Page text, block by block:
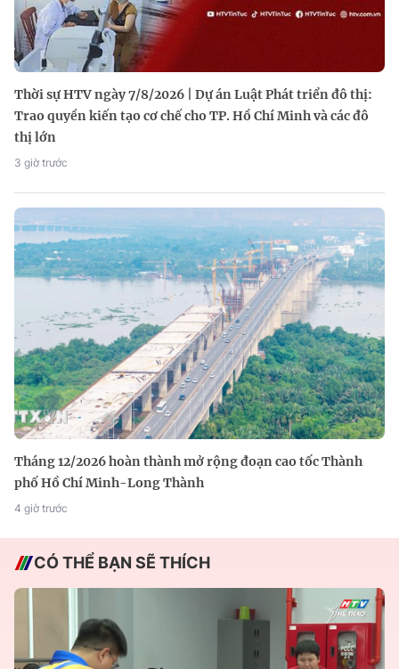
Thời sự HTV ngày 7/8/2026 | Dự án Luật Phát triển đô thị:
Trao quyền kiến tạo cơ chế cho TP. Hồ Chí Minh và các đô
thị lớn
3 giờ trước
Tháng 12/2026 hoàn thành mở rộng đoạn cao tốc Thành
phố Hồ Chí Minh-Long Thành
4 giờ trước
CÓ THỂ BẠN SẼ THÍCH